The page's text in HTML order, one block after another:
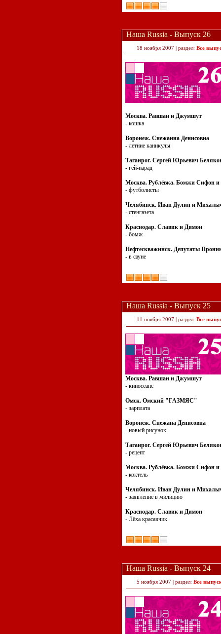
Наша Russia - Выпуск 26
18 ноября 2007 | раздел: Все
Москва. Равшан и Джумшут
- кошка
Воронеж. Снежанна Денисовна
- летние каникулы
Таганрог. Сергей Юрьевич
- гей-парад
Москва. Рублёвка. Бомжи Сифон и
- футболисты
Челябинск. Иван Дулин и
- стенгазета
Краснодар. Славик и Димон
- бомж
Нефтескважинск. Депутаты
- в сауне
Наша Russia - Выпуск 25
11 ноября 2007 | раздел: Все
Москва. Равшан и Джумшут
- киносеанс
Омск. Омский "ГАЗМЯС"
- зарплата
Воронеж. Снежана Денисовна
- новый рисунок
Таганрог. Сергей Юрьевич
- рецепт
Москва. Рублёвка. Бомжи Сифон и
- коктель
Челябинск. Иван Дулин и
- заявление в милицию
Краснодар. Славик и Димон
- Лёха красавчик
Наша Russia - Выпуск 24
5 ноября 2007 | раздел: Все